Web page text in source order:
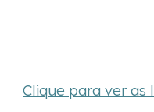
Clique para ver as